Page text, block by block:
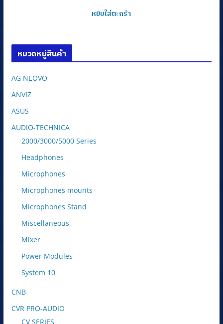
หยิบใส่ตะกร้า
หมวดหมู่สินค้า
AG NEOVO
ANVIZ
ASUS
AUDIO-TECHNICA
2000/3000/5000 Series
Headphones
Microphones
Microphones mounts
Microphones Stand
Miscellaneous
Mixer
Power Modules
System 10
CNB
CVR PRO-AUDIO
CV SERIES